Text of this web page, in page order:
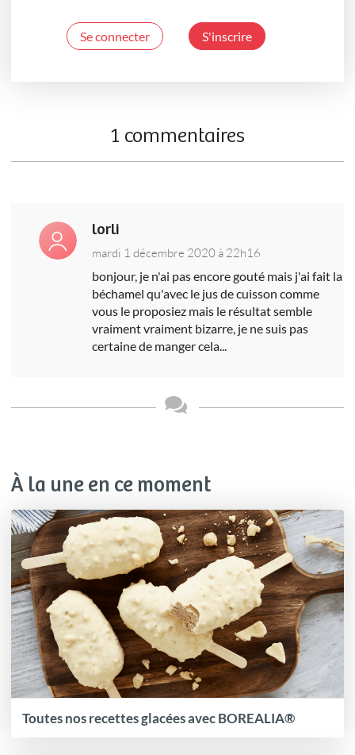
Se connecter S'inscrire
1 commentaires
lorli
mardi 1 décembre 2020 à 22h16
bonjour, je n'ai pas encore gouté mais j'ai fait la
béchamel qu'avec le jus de cuisson comme
vous le proposiez mais le résultat semble
vraiment vraiment bizarre, je ne suis pas
certaine de manger cela...
À la une en ce moment
Toutes nos recettes glacées avec BOREALIA®